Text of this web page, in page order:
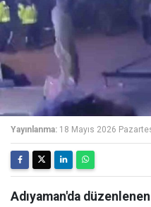
Yayınlanma: 18 Mayıs 2026
Adıyaman'da